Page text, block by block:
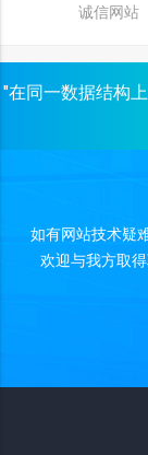
诚信网站
"在同一数据结构
如有网站技术疑
欢迎与我方取